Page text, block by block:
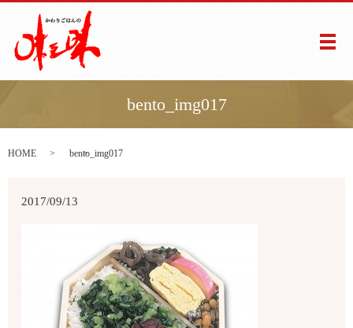
メ
bento_img017
HOME bento_img017
2017/09/13